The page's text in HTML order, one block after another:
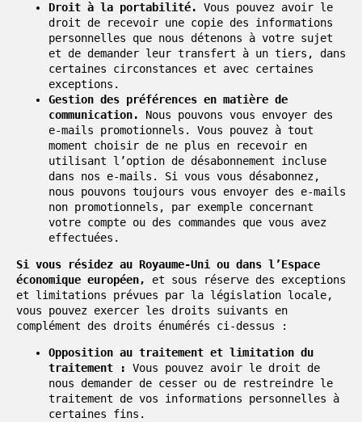
Droit à la portabilité.
Vous pouvez avoir le
droit de recevoir une copie des informations
personnelles que nous détenons à votre sujet
et de demander leur transfert à un tiers, dans
certaines circonstances et avec certaines
exceptions.
Gestion des préférences en matière de
communication.
Nous pouvons vous envoyer des
e-mails promotionnels. Vous pouvez à tout
moment choisir de ne plus en recevoir en
utilisant l’option de désabonnement incluse
dans nos e-mails. Si vous vous désabonnez,
nous pouvons toujours vous envoyer des e-mails
non promotionnels, par exemple concernant
votre compte ou des commandes que vous avez
effectuées.
Si vous résidez au Royaume-Uni ou dans l’Espace
économique européen,
et sous réserve des exceptions
et limitations prévues par la législation locale,
vous pouvez exercer les droits suivants en
complément des droits énumérés ci-dessus :
Opposition au traitement et limitation du
traitement :
Vous pouvez avoir le droit de
nous demander de cesser ou de restreindre le
traitement de vos informations personnelles à
certaines fins.